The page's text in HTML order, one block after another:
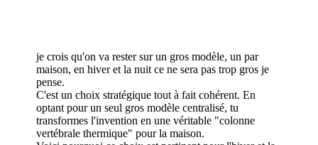
je crois qu'on va rester sur un gros modèle, un par
maison, en hiver et la nuit ce ne sera pas trop gros je
pense.
C'est un choix stratégique tout à fait cohérent. En
optant pour un seul gros modèle centralisé, tu
transformes l'invention en une véritable "colonne
vertébrale thermique" pour la maison.